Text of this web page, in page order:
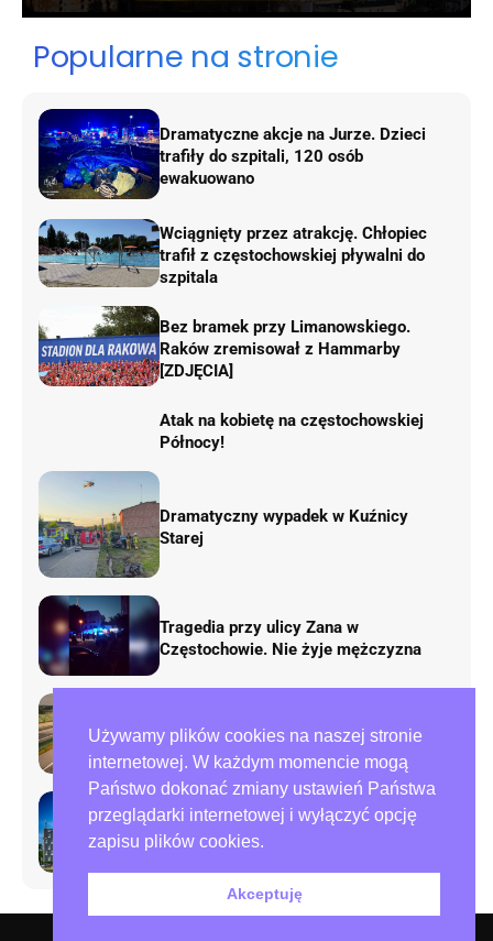
Używamy plików cookies na naszej stronie
internetowej. W każdym momencie mogą
Państwo dokonać zmiany ustawień Państwa
przeglądarki internetowej i wyłączyć opcję
zapisu plików cookies.
Akceptuję
Popularne na stronie
Dramatyczne akcje na Jurze. Dzieci
trafiły do szpitali, 120 osób
ewakuowano
Wciągnięty przez atrakcję. Chłopiec
trafił z częstochowskiej pływalni do
szpitala
Bez bramek przy Limanowskiego.
Raków zremisował z Hammarby
[ZDJĘCIA]
Atak na kobietę na częstochowskiej
Północy!
Dramatyczny wypadek w Kuźnicy
Starej
Tragedia przy ulicy Zana w
Częstochowie. Nie żyje mężczyzna
autostradzie A1. Będą duże zmiany w
ruchu
Preparowanie kart w referendum.
Zawiadomienia do policji i ABW